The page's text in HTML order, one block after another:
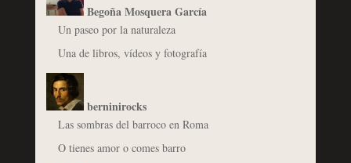
Begoña Mosquera García
Un paseo por la naturaleza
Una de libros, vídeos y fotografía
berninirocks
Las sombras del barroco en Roma
O tienes amor o comes barro